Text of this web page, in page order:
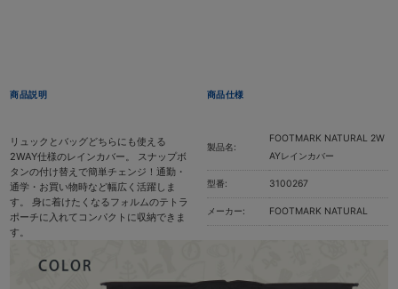
商品説明
リュックとバッグどちらにも使える
2WAY仕様のレインカバー。 スナップボ
タンの付け替えで簡単チェンジ！通勤・
通学・お買い物時など幅広く活躍しま
す。 身に着けたくなるフォルムのテトラ
ポーチに入れてコンパクトに収納できま
す。
商品仕様
製品名:
FOOTMARK NATURAL 2W
AYレインカバー
型番: 3100267
メーカー: FOOTMARK NATURAL